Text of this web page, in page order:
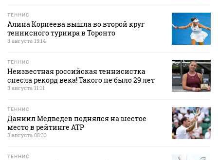
ТЕННИС
Алина Корнеева вышла во второй круг
теннисного турнира в Торонто
3 августа 19:14
ТЕННИС
Неизвестная российская теннисистка
снесла рекорд века! Такого не было 29 лет
3 августа 11:11
ТЕННИС
Даниил Медведев поднялся на шестое
место в рейтинге АТР
3 августа 08:33
ТЕННИС